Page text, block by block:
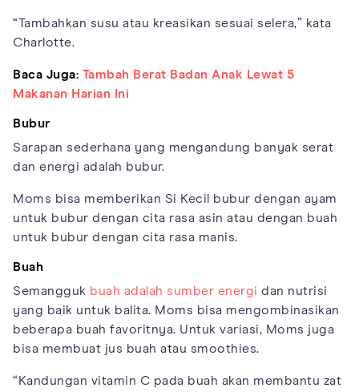
“Tambahkan susu atau kreasikan sesuai selera,” kata
Charlotte.
Baca Juga: Tambah Berat Badan Anak Lewat 5
Makanan Harian Ini
Bubur
Sarapan sederhana yang mengandung banyak serat
dan energi adalah bubur.
Moms bisa memberikan Si Kecil bubur dengan ayam
untuk bubur dengan cita rasa asin atau dengan buah
untuk bubur dengan cita rasa manis.
Buah
Semangguk buah adalah sumber energi dan nutrisi
yang baik untuk balita. Moms bisa mengombinasikan
beberapa buah favoritnya. Untuk variasi, Moms juga
bisa membuat jus buah atau smoothies.
“Kandungan vitamin C pada buah akan membantu zat